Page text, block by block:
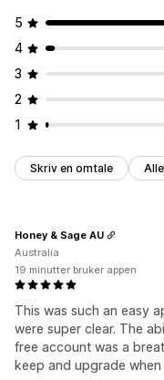
Mobilresponsiv
Ikonposisjon
Manuell posisjon
Egendefinerte sider
Samlingssider
Flere språk
5
4
3
2
1
Skriv en omtale
This was such an easy
were super clear. The
free account was a
keep and upgrade
Honey & Sage AU
Australia
19 minutter bruker appen